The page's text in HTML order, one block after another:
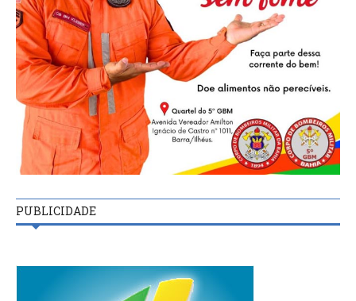
PUBLICIDADE